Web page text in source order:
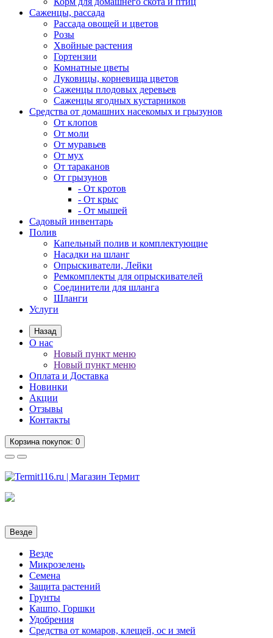
Саженцы, рассада
Рассада овощей и цветов
Розы
Хвойные растения
Гортензии
Комнатные цветы
Луковицы, корневища цветов
Саженцы плодовых деревьев
Саженцы ягодных кустарников
Средства от домашних насекомых и грызунов
От клопов
От моли
От муравьев
От мух
От тараканов
От грызунов
- От кротов
- От крыс
- От мышей
Садовый инвентарь
Полив
Капельный полив и комплектующие
Насадки на шланг
Опрыскиватели, Лейки
Ремкомплекты для опрыскивателей
Соединители для шланга
Шланги
Услуги
Назад
О нас
Новый пункт меню
Новый пункт меню
Оплата и Доставка
Новинки
Акции
Отзывы
Контакты
Корзинапокупок: 0
Везде
Везде
Микрозелень
Семена
Защита растений
Грунты
Кашпо, Горшки
Удобрения
Средства от комаров, клещей, ос и змей